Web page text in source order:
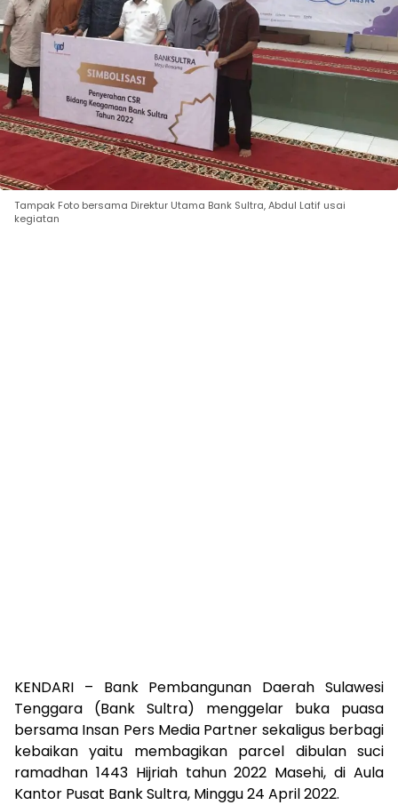
Tampak Foto bersama Direktur Utama Bank Sultra, Abdul Latif usai
kegiatan
KENDARI – Bank Pembangunan Daerah Sulawesi
Tenggara (Bank Sultra) menggelar buka puasa
bersama Insan Pers Media Partner sekaligus berbagi
kebaikan yaitu membagikan parcel dibulan suci
ramadhan 1443 Hijriah tahun 2022 Masehi, di Aula
Kantor Pusat Bank Sultra, Minggu 24 April 2022.